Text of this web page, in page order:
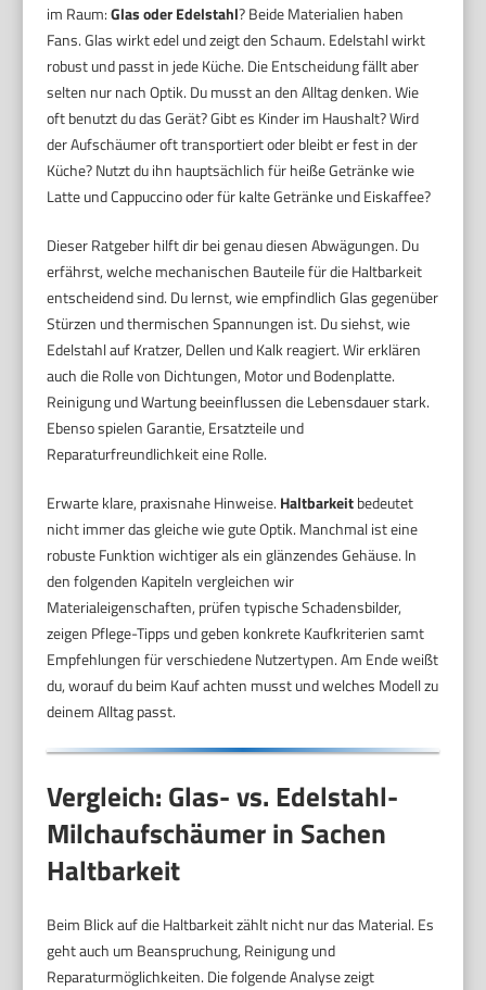
im Raum:Glas oder Edelstahl? Beide Materialien haben
Fans. Glas wirkt edel und zeigt den Schaum. Edelstahl wirkt
robust und passt in jede Küche. Die Entscheidung fällt aber
selten nur nach Optik. Du musst an den Alltag denken. Wie
oft benutzt du das Gerät? Gibt es Kinder im Haushalt? Wird
der Aufschäumer oft transportiert oder bleibt er fest in der
Küche? Nutzt du ihn hauptsächlich für heiße Getränke wie
Latte und Cappuccino oder für kalte Getränke und Eiskaffee?
Dieser Ratgeber hilft dir bei genau diesen Abwägungen. Du
erfährst, welche mechanischen Bauteile für die Haltbarkeit
entscheidend sind. Du lernst, wie empfindlich Glas gegenüber
Stürzen und thermischen Spannungen ist. Du siehst, wie
Edelstahl auf Kratzer, Dellen und Kalk reagiert. Wir erklären
auch die Rolle von Dichtungen, Motor und Bodenplatte.
Reinigung und Wartung beeinflussen die Lebensdauer stark.
Ebenso spielen Garantie, Ersatzteile und
Reparaturfreundlichkeit eine Rolle.
Erwarte klare, praxisnahe Hinweise. Haltbarkeitbedeutet
nicht immer das gleiche wie gute Optik. Manchmal ist eine
robuste Funktion wichtiger als ein glänzendes Gehäuse. In
den folgenden Kapiteln vergleichen wir
Materialeigenschaften, prüfen typische Schadensbilder,
zeigen Pflege-Tipps und geben konkrete Kaufkriterien samt
Empfehlungen für verschiedene Nutzertypen. Am Ende weißt
du, worauf du beim Kauf achten musst und welches Modell zu
deinem Alltag passt.
Vergleich: Glas- vs. Edelstahl-
Milchaufschäumer in Sachen
Haltbarkeit
Beim Blick auf die Haltbarkeit zählt nicht nur das Material. Es
geht auch um Beanspruchung, Reinigung und
Reparaturmöglichkeiten. Die folgende Analyse zeigt